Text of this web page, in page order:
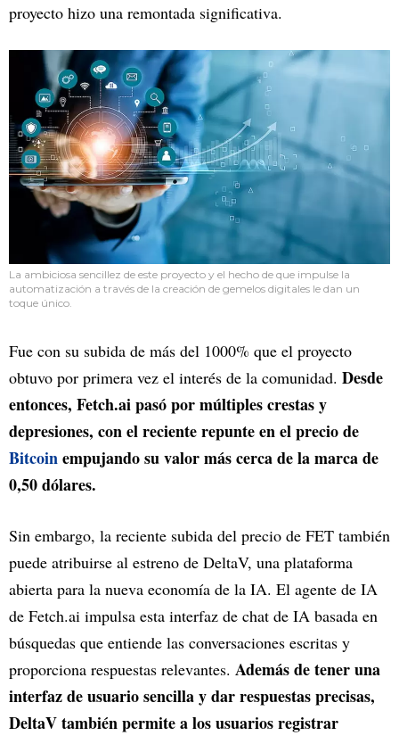
proyecto hizo una remontada significativa.
La ambiciosa sencillez de este proyecto y el hecho de que impulse la
automatización a través de la creación de gemelos digitales le dan un
toque único.
Fue con su subida de más del 1000% que el proyecto
obtuvo por primera vez el interés de la comunidad. Desde
entonces, Fetch.ai pasó por múltiples crestas y
depresiones, con el reciente repunte en el precio de
Bitcoinempujando su valor más cerca de la marca de
0,50 dólares.
Sin embargo, la reciente subida del precio de FET también
puede atribuirse al estreno de DeltaV, una plataforma
abierta para la nueva economía de la IA. El agente de IA
de Fetch.ai impulsa esta interfaz de chat de IA basada en
búsquedas que entiende las conversaciones escritas y
proporciona respuestas relevantes. Además de tener una
interfaz de usuario sencilla y dar respuestas precisas,
DeltaV también permite a los usuarios registrar